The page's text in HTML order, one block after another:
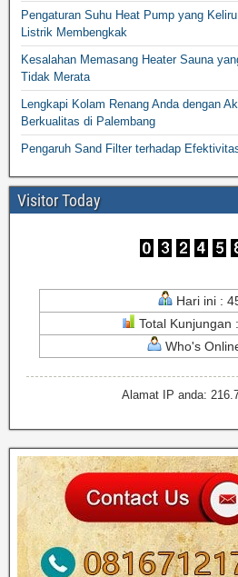
Pengaturan Suhu Heat Pump yang
Listrik Membengkak
Kesalahan Memasang Heater Sauna
Tidak Merata
Lengkapi Kolam Renang Anda dengan
Berkualitas di Palembang
Pengaruh Sand Filter terhadap
Visitor Today
Hari ini :
Total Kunjungan
Who's
Alamat IP anda: